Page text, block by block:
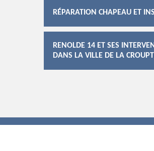
RÉPARATION CHAPEAU ET
RENOLDE 14 ET SES
DANS LA VILLE DE LA